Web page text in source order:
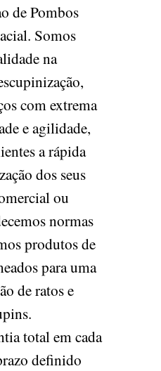
de Pombos
Somos
na
com extrema
e agilidade,
a rápida
dos seus
ou
normas
produtos de
para uma
de ratos e
total em cada
definido